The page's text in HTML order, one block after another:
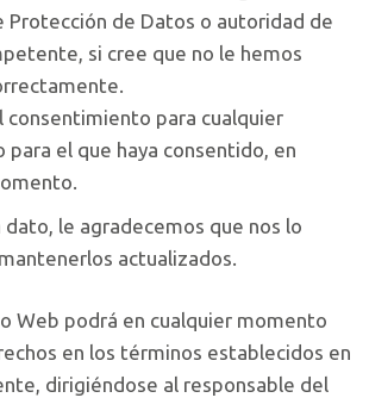
Protección de Datos o autoridad de
si cree que no le hemos
consentimiento para cualquier
el que haya consentido, en
dato, le agradecemos que nos lo
actualizados.
Web podrá en cualquier momento
en los términos establecidos en
dirigiéndose al responsable del